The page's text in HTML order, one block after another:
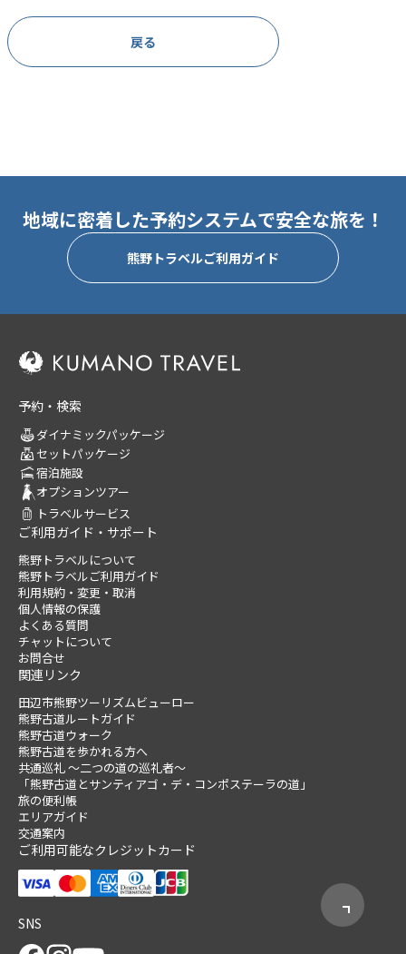
戻る
地域に密着した予約システムで安全な旅を！
熊野トラベルご利用ガイド
予約・検索
ダイナミックパッケージ
セットパッケージ
宿泊施設
オプションツアー
トラベルサービス
ご利用ガイド・サポート
熊野トラベルについて
熊野トラベルご利用ガイド
利用規約・変更・取消
個人情報の保護
よくある質問
チャットについて
お問合せ
関連リンク
田辺市熊野ツーリズムビューロー
熊野古道ルートガイド
熊野古道ウォーク
熊野古道を歩かれる方へ
共通巡礼 ～二つの道の巡礼者～
「熊野古道とサンティアゴ・デ・コンポステーラの道」
旅の便利帳
エリアガイド
交通案内
ご利用可能なクレジットカード
SNS